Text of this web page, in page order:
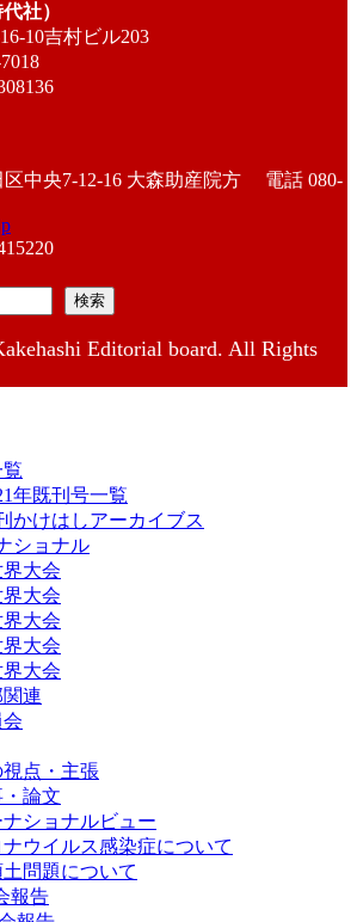
社）
10吉村ビル203
区中央7-12-16 大森助産院方 電話 080-
検索
Editorial board. All Rights
年既刊号一覧
かけはしアーカイブス
ショナル
大会
大会
大会
大会
大会
関連
点・主張
論文
ショナルビュー
ウイルス感染症について
問題について
報告